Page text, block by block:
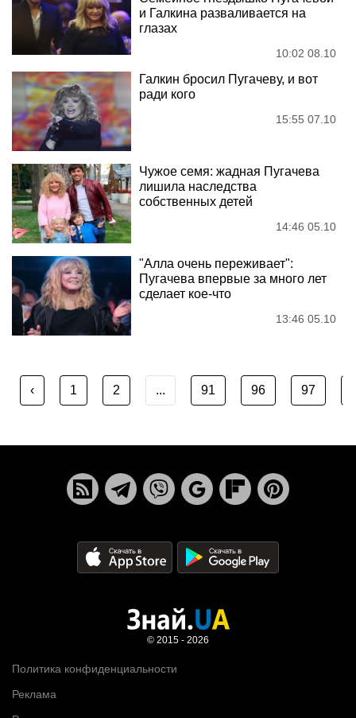
и Галкина разваливается на
глазах
10:02 08.10
Галкин бросил Пугачеву, и вот
ради кого
15:55 07.10
Чужое семя: жадная Пугачева
лишила наследства
собственных детей
14:46 05.10
"Алла очень переживает":
Пугачева впервые за много лет
сделает кое-что
13:46 05.10
‹ 1 2 ... 91 96 97
Политика конфиденциальности
Реклама
© 2015 - 2026